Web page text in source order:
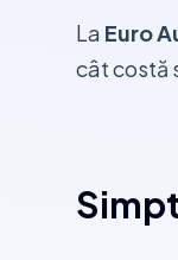
La Euro
cât costă